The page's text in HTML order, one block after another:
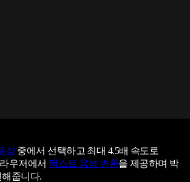
성 중에서 선택하고 최대 4.5배 속도로
우저에서 텍스트 음성 변환을 제공하며 박
줍니다.